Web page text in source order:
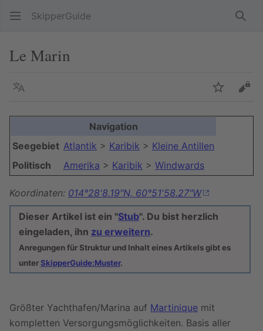
SkipperGuide
Le Marin
Sprache
Navigation
Seegebiet Atlantik > Karibik > Kleine Antillen
Politisch
Amerika > Karibik > Windwards
Koordinaten: 014°28'8.19"N, 60°51'58.27"W
Dieser Artikel ist ein "Stub". Du bist herzlich
eingeladen, ihn zu erweitern.
Anregungen für Struktur und Inhalt eines Artikels gibt es
unterSkipperGuide:Muster.
Größter Yachthafen/Marina auf Martinique mit
kompletten Versorgungsmöglichkeiten. Basis aller